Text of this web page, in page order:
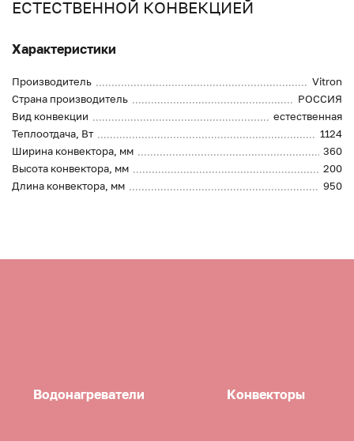
ЕСТЕСТВЕННОЙ КОНВЕКЦИЕЙ
Характеристики
Производитель
Vitron
Страна производитель
РОССИЯ
Вид конвекции
естественная
Теплоотдача, Вт
1124
Ширина конвектора, мм
360
Высота конвектора, мм
200
Длина конвектора, мм
950
Водонагреватели Конвекторы